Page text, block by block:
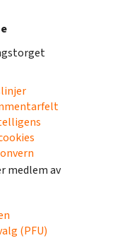
medlem av
(PFU)